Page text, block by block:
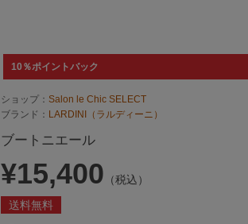
10％ポイントバック
ショップ： Salon le Chic SELECT
ブランド： LARDINI（ラルディーニ）
ブートニエール
¥15,400 （税込）
送料無料